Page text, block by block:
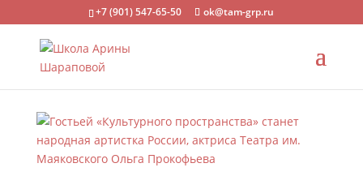
+7 (901) 547-65-50 ok@tam-grp.ru